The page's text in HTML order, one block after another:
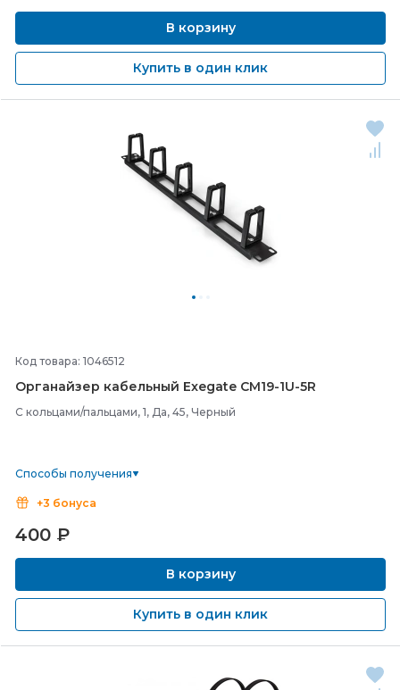
В корзину
Купить в один клик
Код товара: 1046512
Органайзер кабельный Exegate CM19-1U-5R
С кольцами/пальцами, 1, Да, 45, Черный
Способы получения
+3 бонуса
400 ₽
В корзину
Купить в один клик